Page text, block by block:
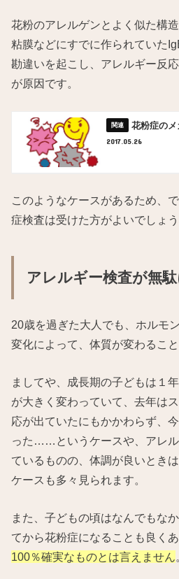
花粉のアレルゲンとよく似た構
粘膜などにすでに作られていた
勘違いを起こし、アレルギー反
が原因です。
花粉症のメ
2017.05.26
このようなケースがあるため、
症検査は受けた方がよいでしょう
アレルギー検査が無
20歳を過ぎた大人でも、ホルモ
変化によって、体質が変わること
ましてや、成長期の子どもは１
が大きく変わっていて、去年は
応が出ていたにもかかわらず、
った……というケースや、アレ
ているものの、体調が良いとき
ケースも多々見られます。
また、子どもの頃はなんでもな
てから花粉症になることも良く
100％確実なものとは言えません